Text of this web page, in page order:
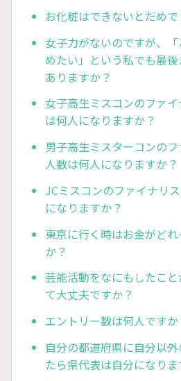
お化粧はできないとだめで
女子力がないのですが、
めたい」という私でも最
ありますか？
女子高生ミスコンのファ
は何人になりますか？
男子高生ミスターコンの
人数は何人になりますか？
JCミスコンのファイナリ
になりますか？
東京に行く時はお金がど
か？
芸能活動をなにもしたこ
て大丈夫ですか？
エントリー数は何人ですか
自分の都道府県に自分以
たら県代表は自分になりま